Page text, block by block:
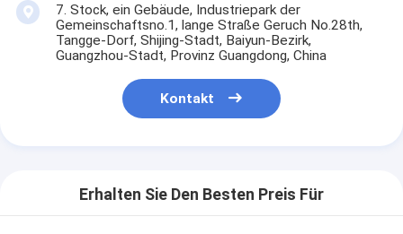
7. Stock, ein Gebäude, Industriepark der
Gemeinschaftsno.1, lange Straße Geruch No.28th,
Tangge-Dorf, Shijing-Stadt, Baiyun-Bezirk,
Guangzhou-Stadt, Provinz Guangdong, China
Kontakt
Erhalten Sie Den Besten Preis Für